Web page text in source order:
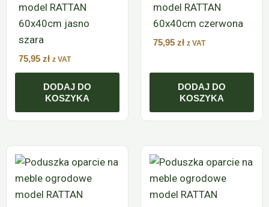
model RATTAN
60x40cm jasno
szara
75,95 zł z VAT
DODAJ DO
KOSZYKA
model RATTAN
60x40cm czerwona
75,95 zł z VAT
DODAJ DO
KOSZYKA